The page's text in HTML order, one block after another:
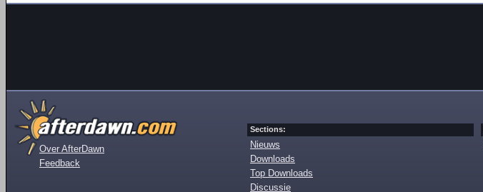
Over AfterDawn
Feedback
Sections:
Nieuws
Downloads
Top Downloads
Discussie